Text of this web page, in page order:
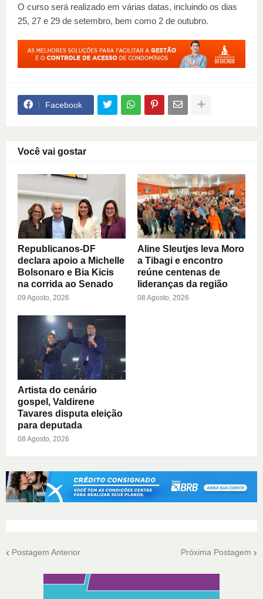
O curso será realizado em várias datas, incluindo os dias
25, 27 e 29 de setembro, bem como 2 de outubro.
Facebook
Você vai gostar
Republicanos-DF
declara apoio a Michelle
Bolsonaro e Bia Kicis
na corrida ao Senado
09 Agosto, 2026
Aline Sleutjes leva Moro
a Tibagi e encontro
reúne centenas de
lideranças da região
08 Agosto, 2026
Artista do cenário
gospel, Valdirene
Tavares disputa eleição
para deputada
08 Agosto, 2026
Postagem Anterior Próxima Postagem